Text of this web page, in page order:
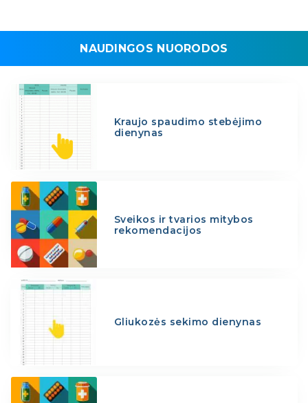
NAUDINGOS NUORODOS
Kraujo spaudimo stebėjimo
dienynas
Sveikos ir tvarios mitybos
rekomendacijos
Gliukozės sekimo dienynas